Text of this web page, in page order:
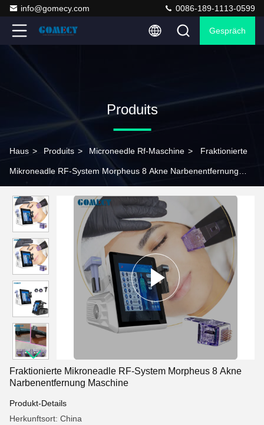
info@gomecy.com 0086-189-1113-0599
Gespräch
Produits
Haus > Produits > Microneedle Rf-Maschine > Fraktionierte
Mikroneadle RF-System Morpheus 8 Akne Narbenentfernung
Fraktionierte Mikroneadle RF-System Morpheus 8 Akne
Narbenentfernung Maschine
Produkt-Details
Herkunftsort: China